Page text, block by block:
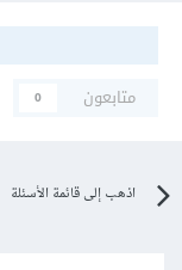
متابعون
0
اذهب إلى قائمة الأسئلة